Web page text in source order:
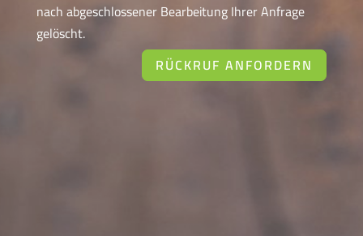
nach abgeschlossener Bearbeitung Ihrer Anfrage
gelöscht.
RÜCKRUF ANFORDERN